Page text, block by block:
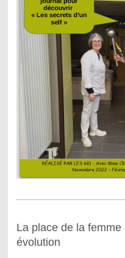
La place de la
évolution